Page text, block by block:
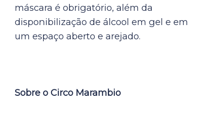
máscara é obrigatório, além da
disponibilização de álcool em gel e em
um espaço aberto e arejado.
Sobre o Circo Marambio